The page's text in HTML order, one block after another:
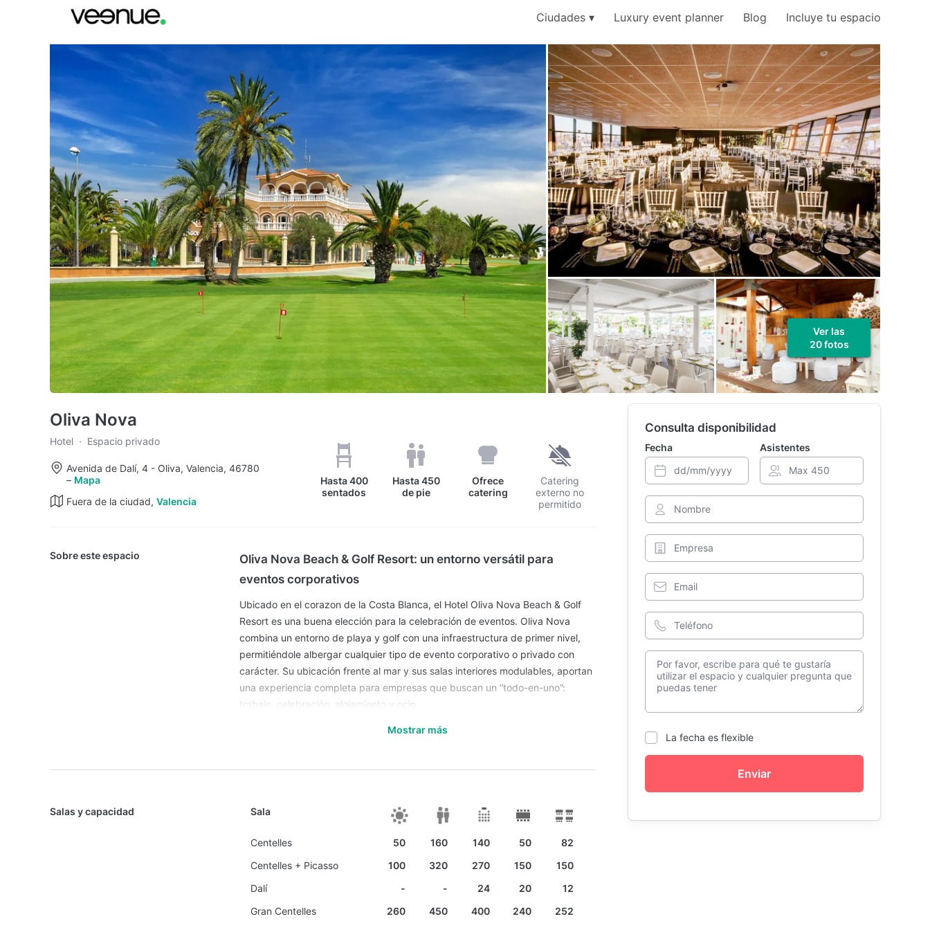
Ciudades Luxury event planner Blog Incluye tu espacio
Ver las
20 fotos
Oliva Nova
Hotel · Espacio privado
Avenida de Dalí, 4 - Oliva, Valencia, 46780
– Mapa
Fuera de la ciudad, Valencia
Hasta400
sentados
Hasta450
de pie
Ofrece
catering
Catering
externo no
permitido
Sobre este espacio
Oliva Nova Beach & Golf Resort: un entorno versátil para
eventos corporativos
Ubicado en el corazon de la Costa Blanca, el Hotel Oliva Nova Beach & Golf
Resort es una buena elección para la celebración de eventos. Oliva Nova
combina un entorno de playa y golf con una infraestructura de primer nivel,
permitiéndole albergar cualquier tipo de evento corporativo o privado con
carácter. Su ubicación frente al mar y sus salas interiores modulables, aportan
una experiencia completa para empresas que buscan un “todo-en-uno”:
trabajo, celebración, alojamiento y ocio.
El hotel cuenta con salas equipadas con tecnología audiovisual, conectividad
cenas al aire libre o eventos de team-building. También dispone de un centro
ecuestre y un campo de golf diseñado por Severiano Ballesteros, que permite
complementar la parte formal del evento con actividades de incentivo y
deporte para los participantes.
El servicio del Hotel Oliva Nova Beach & Golf Resort está orientado a la
en el mismo complejo, los asistentes al evento pueden alojarse sin necesidad
Mostrar más
Salas y capacidad Sala
Centelles 50 160 140 50
82
Centelles + Picasso
100 320 270 150
150
Dalí
- - 24 20
12
Gran Centelles
260 450 400 240
252
Consulta disponibilidad
Fecha Asistentes
La fecha es flexible
Enviar